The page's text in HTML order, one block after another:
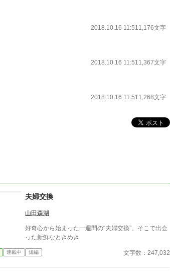
2018.10.16 11:511,176文字
2018.10.16 11:511,367文字
2018.10.16 11:511,268文字
夫婦交換
山田森湖
好奇心から始まった一週間の“夫婦交換”。そこで出会
った新鮮なときめき
連載中 短編 文字数：247,032